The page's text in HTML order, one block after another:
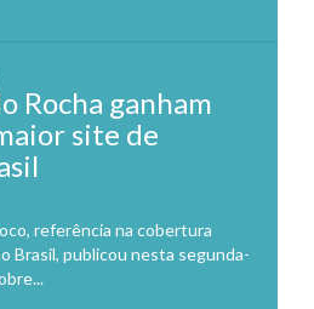
Rocha ganham
site de
referência na cobertura
Brasil, publicou nesta segunda-